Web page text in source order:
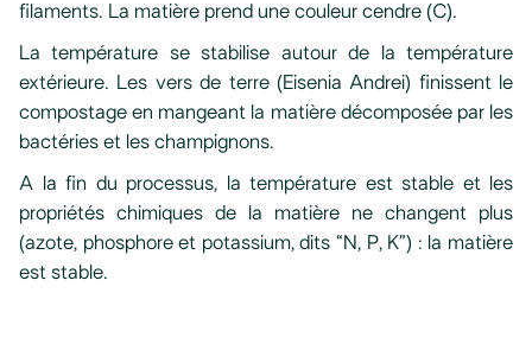
filaments. La matière prend une couleur cendre (C).
La température se stabilise autour de la température
extérieure. Les vers de terre (Eisenia Andrei) finissent le
compostage en mangeant la matière décomposée par les
bactéries et les champignons.
A la fin du processus, la température est stable et les
propriétés chimiques de la matière ne changent plus
(azote, phosphore et potassium, dits “N, P, K”) : la matière
est stable.